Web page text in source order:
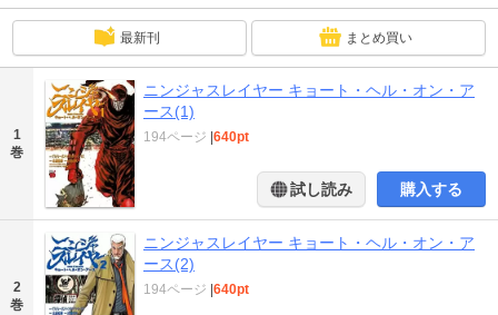
最新刊 まとめ買い
1
巻
ニンジャスレイヤー キョート・ヘル・オン・ア
ース(1)
194ページ 640pt
試し読み 購入する
2
巻
ニンジャスレイヤー キョート・ヘル・オン・ア
ース(2)
194ページ 640pt